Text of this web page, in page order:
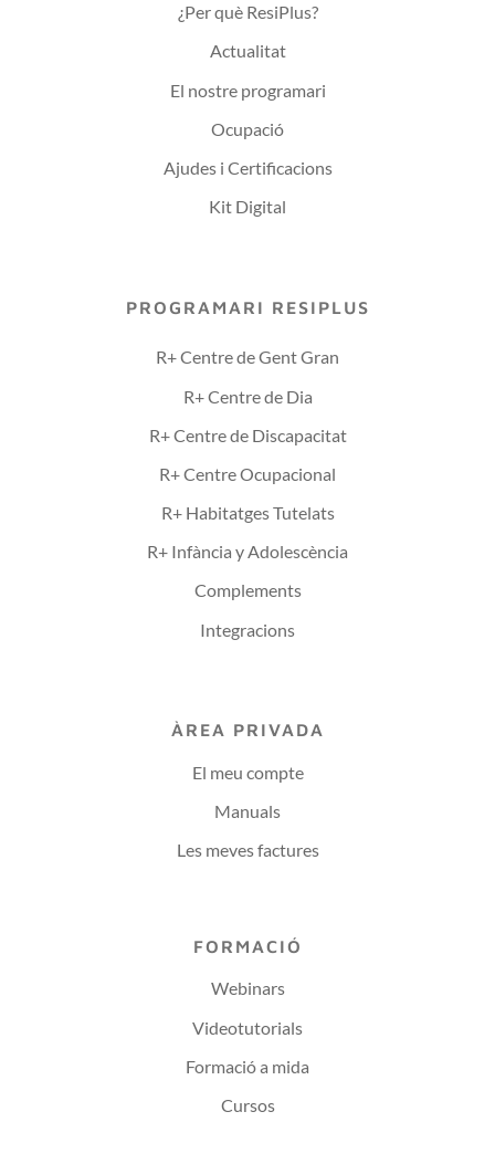
¿Per què ResiPlus?
Actualitat
El nostre programari
Ocupació
Ajudes i Certificacions
Kit Digital
PROGRAMARI RESIPLUS
R+ Centre de Gent Gran
R+ Centre de Dia
R+ Centre de Discapacitat
R+ Centre Ocupacional
R+ Habitatges Tutelats
R+ Infància y Adolescència
Complements
Integracions
ÀREA PRIVADA
El meu compte
Manuals
Les meves factures
FORMACIÓ
Webinars
Videotutorials
Formació a mida
Cursos